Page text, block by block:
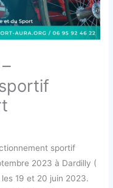
sportif
2023 à Dardilly (
19 et 20 juin 2023.